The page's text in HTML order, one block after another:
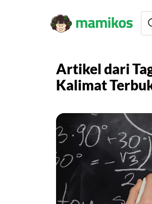
Artikel dari
Kalimat